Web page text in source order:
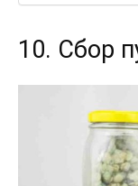
10. Сбор